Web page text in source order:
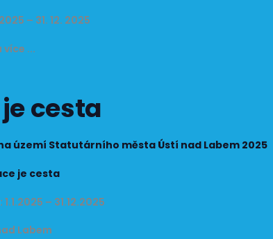
– 31. 12. 2025
...
cesta
území Statutárního města Ústí nad Labem 2025
je cesta
: 1.1.2025 – 31.12.2025
Labem